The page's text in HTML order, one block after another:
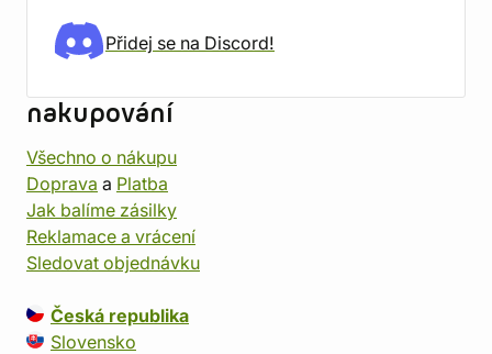
Přidej se na Discord!
nakupování
Všechno o nákupu
Doprava a Platba
Jak balíme zásilky
Reklamace a vrácení
Sledovat objednávku
Česká republika
Slovensko